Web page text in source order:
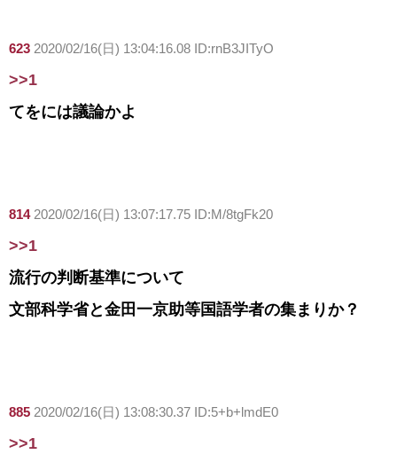
623 2020/02/16(日) 13:04:16.08 ID:rnB3JITyO
>>1
てをには議論かよ
814 2020/02/16(日) 13:07:17.75 ID:M/8tgFk20
>>1
流行の判断基準について
文部科学省と金田一京助等国語学者の集まりか？
885 2020/02/16(日) 13:08:30.37 ID:5+b+lmdE0
>>1